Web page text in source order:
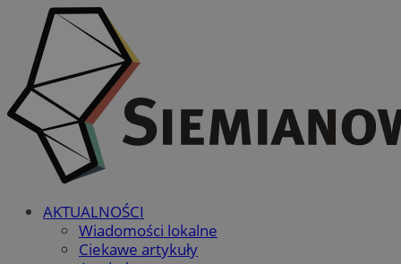
AKTUALNOŚCI
Wiadomości lokalne
Ciekawe artykuły